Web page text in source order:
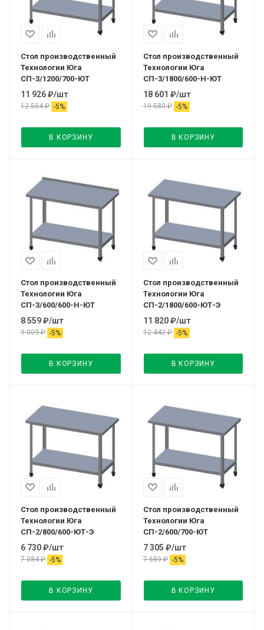
Стол производственный
Технологии Юга
СП-3/1200/700-ЮТ
11 926₽/шт
12 554₽ -5%
В КОРЗИНУ
Стол производственный
Технологии Юга
СП-3/1800/600-Н-ЮТ
18 601 ₽/шт
19 580₽ -5%
В КОРЗИНУ
Стол производственный
Технологии Юга
СП-3/600/600-Н-ЮТ
8 559₽/шт
9 009₽ -5%
В КОРЗИНУ
Стол производственный
Технологии Юга
СП-2/1800/600-ЮТ-Э
11 820₽/шт
12 442₽ -5%
В КОРЗИНУ
Стол производственный
Технологии Юга
СП-2/800/600-ЮТ-Э
6 730₽/шт
7 084₽ -5%
В КОРЗИНУ
Стол производственный
Технологии Юга
СП-2/600/700-ЮТ
7 305 ₽/шт
7 689₽ -5%
В КОРЗИНУ